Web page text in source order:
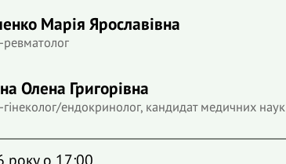
Марія Ярославівна
ревматолог
Олена Григорівна
гінеколог/ендокринолог, кандидат медичних наук
року o 17:00